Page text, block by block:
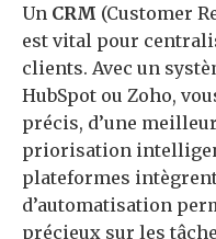
Un CRM (Customer
est vital pour
clients. Avec un
HubSpot ou Zoho,
précis, d’une
priorisation
plateformes
d’automatisation
précieux sur les